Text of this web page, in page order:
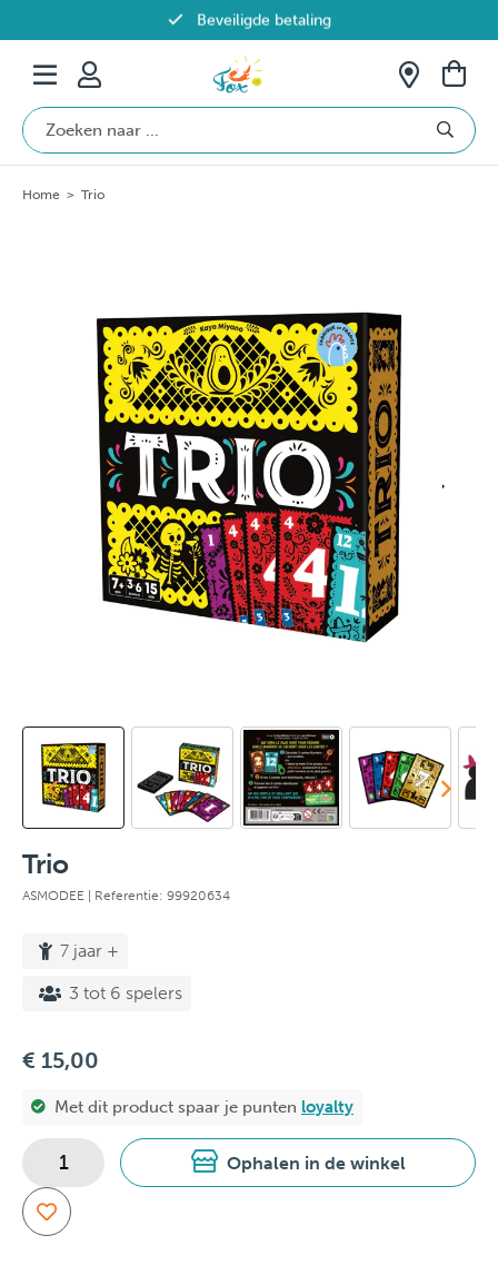
Beveiligde betaling
Gratis verzending vanaf €69 in België
Home > Trio
Trio
ASMODEE | Referentie: 99920634
7 jaar +
3 tot 6 spelers
€ 15,00
Met dit product spaar je punten loyalty
Ophalen in de winkel